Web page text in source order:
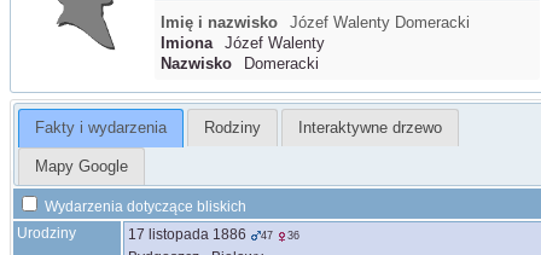
Imię i nazwisko Józef Walenty Domeracki
Imiona
Józef Walenty
Nazwisko
Domeracki
Fakty i wydarzenia Rodziny Interaktywne drzewo
Mapy Google
Wydarzenia dotyczące bliskich
Urodziny
17 listopada 1886 47 36